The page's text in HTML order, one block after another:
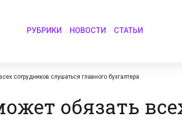
РУБРИКИ НОВОСТИ СТАТЬИ
сотрудников слушаться главного бухгалтера
обязать